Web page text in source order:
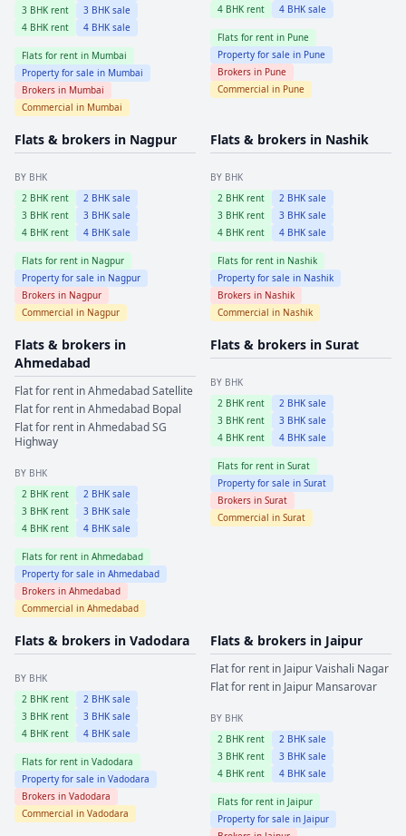
3 BHK rent 3 BHK sale
4 BHK rent 4 BHK sale
Flats for rent in Mumbai
Property for sale in Mumbai
Brokers in Mumbai
Commercial in Mumbai
4 BHK rent 4 BHK sale
Flats for rent in Pune
Property for sale in Pune
Brokers in Pune
Commercial in Pune
Flats & brokers in Nagpur
BY BHK
2 BHK rent 2 BHK sale
3 BHK rent 3 BHK sale
4 BHK rent 4 BHK sale
Flats for rent in Nagpur
Property for sale in Nagpur
Brokers in Nagpur
Commercial in Nagpur
Flats & brokers in Nashik
BY BHK
2 BHK rent 2 BHK sale
3 BHK rent 3 BHK sale
4 BHK rent 4 BHK sale
Flats for rent in Nashik
Property for sale in Nashik
Brokers in Nashik
Commercial in Nashik
Flats & brokers in
Ahmedabad
Flat for rent inAhmedabadSatellite
Flat for rent inAhmedabad Bopal
Flat for rent inAhmedabadSG
Highway
BY BHK
2 BHK rent 2 BHK sale
3 BHK rent 3 BHK sale
4 BHK rent 4 BHK sale
Flats for rent in Ahmedabad
Property for sale in Ahmedabad
Brokers in Ahmedabad
Commercial in Ahmedabad
Flats & brokers in Surat
BY BHK
2 BHK rent 2 BHK sale
3 BHK rent 3 BHK sale
4 BHK rent 4 BHK sale
Flats for rent in Surat
Property for sale in Surat
Brokers in Surat
Commercial in Surat
Flats & brokers in Vadodara
BY BHK
2 BHK rent 2 BHK sale
3 BHK rent 3 BHK sale
4 BHK rent 4 BHK sale
Flats for rent in Vadodara
Property for sale in Vadodara
Brokers in Vadodara
Commercial in Vadodara
Flats & brokers in Jaipur
Flat for rent in JaipurVaishali Nagar
Flat for rent in Jaipur Mansarovar
BY BHK
2 BHK rent 2 BHK sale
3 BHK rent 3 BHK sale
4 BHK rent 4 BHK sale
Flats for rent in Jaipur
Property for sale in Jaipur